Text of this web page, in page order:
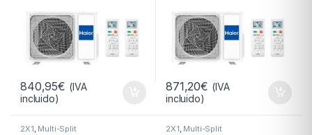
840,95€ (IVA
incluido)
871,20€ (IVA
incluido)
2X1 Multi-Split 2X1 Multi-Split